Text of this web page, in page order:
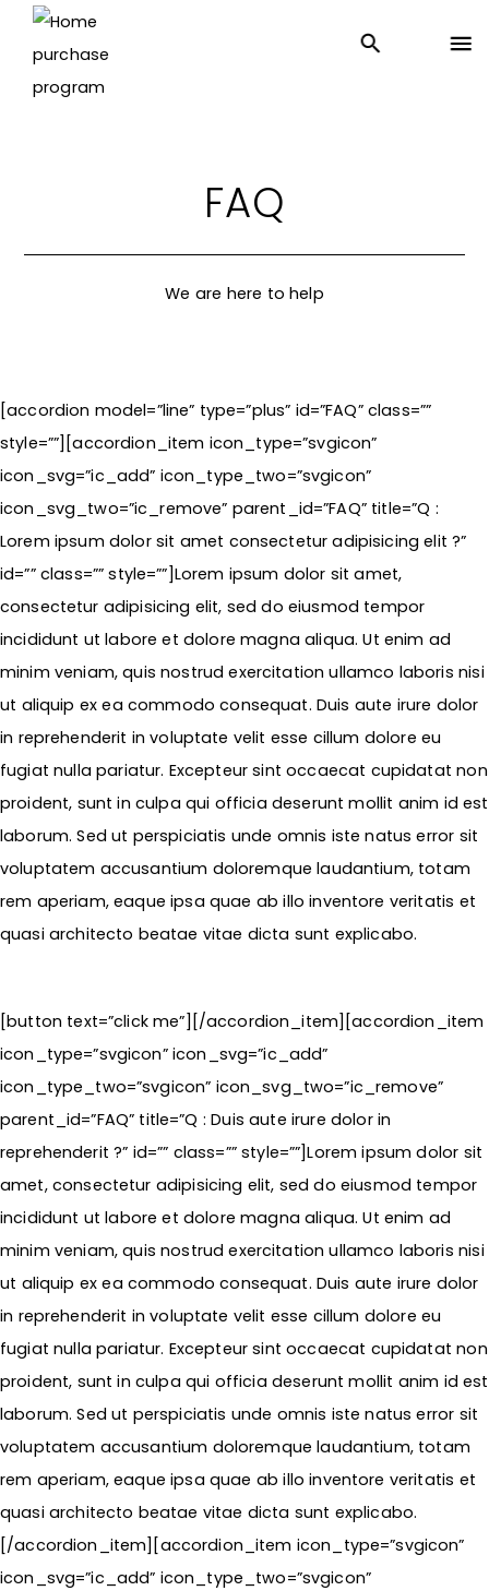
FAQ
We are here to help
[accordion model=”line” type=”plus” id=”FAQ” class=””
style=””][accordion_item icon_type=”svgicon”
icon_svg=”ic_add” icon_type_two=”svgicon”
icon_svg_two=”ic_remove” parent_id=”FAQ” title=”Q :
Lorem ipsum dolor sit amet consectetur adipisicing elit ?”
id=”” class=”” style=””]Lorem ipsum dolor sit amet,
consectetur adipisicing elit, sed do eiusmod tempor
incididunt ut labore et dolore magna aliqua. Ut enim ad
minim veniam, quis nostrud exercitation ullamco laboris nisi
ut aliquip ex ea commodo consequat. Duis aute irure dolor
in reprehenderit in voluptate velit esse cillum dolore eu
fugiat nulla pariatur. Excepteur sint occaecat cupidatat non
proident, sunt in culpa qui officia deserunt mollit anim id est
laborum. Sed ut perspiciatis unde omnis iste natus error sit
voluptatem accusantium doloremque laudantium, totam
rem aperiam, eaque ipsa quae ab illo inventore veritatis et
quasi architecto beatae vitae dicta sunt explicabo.
[button text=”click me”][/accordion_item][accordion_item
icon_type=”svgicon” icon_svg=”ic_add”
icon_type_two=”svgicon” icon_svg_two=”ic_remove”
parent_id=”FAQ” title=”Q : Duis aute irure dolor in
reprehenderit ?” id=”” class=”” style=””]Lorem ipsum dolor sit
amet, consectetur adipisicing elit, sed do eiusmod tempor
incididunt ut labore et dolore magna aliqua. Ut enim ad
minim veniam, quis nostrud exercitation ullamco laboris nisi
ut aliquip ex ea commodo consequat. Duis aute irure dolor
in reprehenderit in voluptate velit esse cillum dolore eu
fugiat nulla pariatur. Excepteur sint occaecat cupidatat non
proident, sunt in culpa qui officia deserunt mollit anim id est
laborum. Sed ut perspiciatis unde omnis iste natus error sit
voluptatem accusantium doloremque laudantium, totam
rem aperiam, eaque ipsa quae ab illo inventore veritatis et
quasi architecto beatae vitae dicta sunt explicabo.
[/accordion_item][accordion_item icon_type=”svgicon”
icon_svg=”ic_add” icon_type_two=”svgicon”